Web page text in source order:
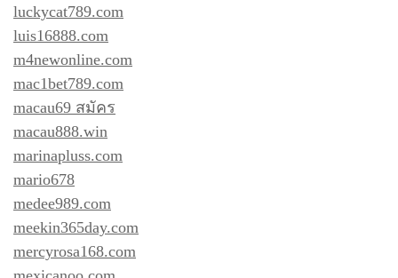
luckycat789.com
luis16888.com
m4newonline.com
mac1bet789.com
macau69 สมัคร
macau888.win
marinapluss.com
mario678
medee989.com
meekin365day.com
mercyrosa168.com